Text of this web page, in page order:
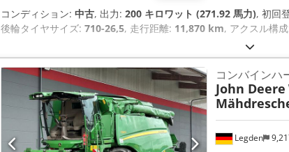
コンディション: 中古, 出力: 200 キロワット (271.92 馬力), 初回
後輪タイヤサイズ: 710-26,5, 走行距離: 11,870 km, アクスル構
Legden
コンバインハ
John Deere